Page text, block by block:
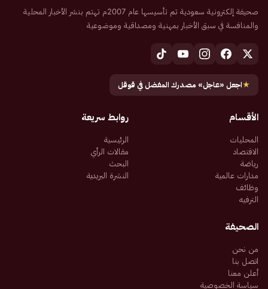
صحيفة إلكترونية سعودية تم تأسيسها عام 2007م تهتم بنشر الأخبار المحلية
والمنافسة في سبق الأخبار بمهنية ومصداقية وموضوعية
★اجعل «عاجل» مصدرك المفضل في قوقل
الأقسام
المحليات
الاقتصاد
رياضة
مدارات عالمية
وظائف
الترفيه
روابط سريعة
الرئيسية
مقالات الرأي
البحث
النشرة البريدية
الصحيفة
من نحن
اتصل بنا
أعلن معنا
سياسة الخصوصية